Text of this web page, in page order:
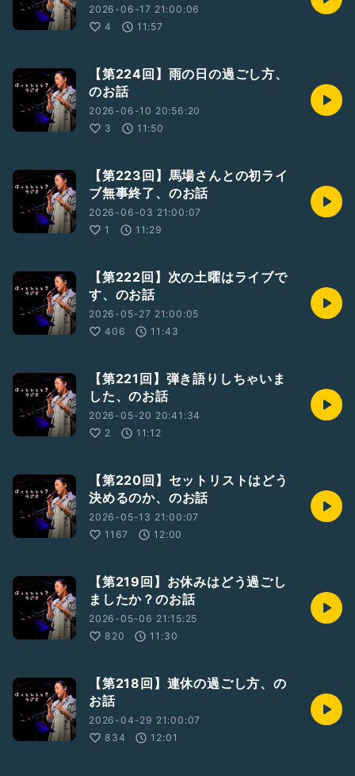
2026-06-17 21:00:06
4
11:57
【第224回】雨の日の過ごし方、
のお話
2026-06-10 20:56:20
3
11:50
【第223回】馬場さんとの初ライ
ブ無事終了、のお話
2026-06-03 21:00:07
1
11:29
【第222回】次の土曜はライブで
す、のお話
2026-05-27 21:00:05
406
11:43
【第221回】弾き語りしちゃいま
した、のお話
2026-05-20 20:41:34
2
11:12
【第220回】セットリストはどう
決めるのか、のお話
2026-05-13 21:00:07
1167
12:00
【第219回】お休みはどう過ごし
ましたか？のお話
2026-05-06 21:15:25
820
11:30
【第218回】連休の過ごし方、の
お話
2026-04-29 21:00:07
834
12:01